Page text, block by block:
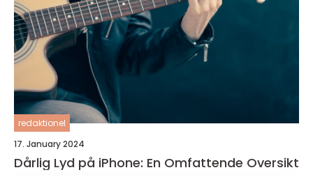
redaktionel
17. January 2024
Dårlig Lyd på iPhone: En Omfattende Oversikt